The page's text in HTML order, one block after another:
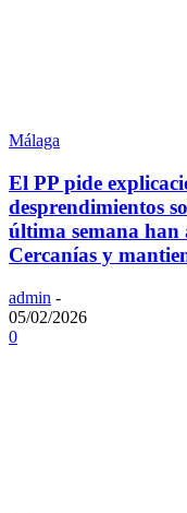
Málaga
El PP pide
desprendimientos
última semana han
Cercanías y
admin -
05/02/2026
0